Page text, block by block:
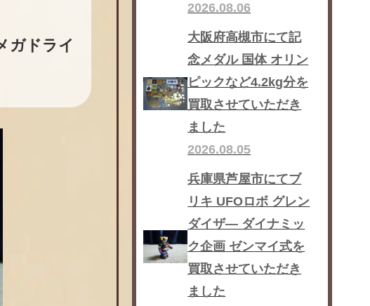
ガドライ
2026.08.06
大阪府高槻市にて記
念メダル 国体 オリン
ピックなど4.2kg分を
買取させていただき
ました
2026.08.05
兵庫県芦屋市にてブ
リキ UFOロボ グレン
ダイザ― ダイナミッ
ク企画 ゼンマイ式を
買取させていただき
ました